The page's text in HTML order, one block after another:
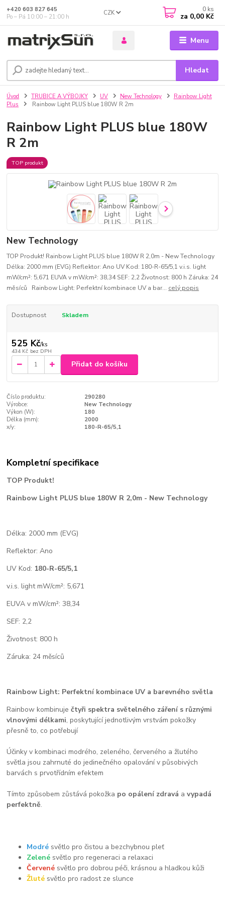
Menu
CZK
Hledat
+420 603 827 645
Po – Pá 10:00 – 21:00 h
0 ks
za 0,00 Kč
Úvod TRUBICE A VÝBOJKY UV New Technology
Rainbow Light
Plus
Rainbow Light PLUS blue 180W R 2m
Rainbow Light PLUS blue 180W
R 2m
TOP produkt
New Technology
TOP Produkt! Rainbow Light PLUS blue 180W R 2,0m - New Technology
Délka: 2000 mm (EVG) Reflektor: Ano UV Kod: 180-R-65/5,1 v.i.s. light
mW/cm²: 5,671 EUVA v mW/cm²: 38,34 SEF: 2,2 Životnost: 800 h Záruka: 24
měsíců Rainbow Light: Perfektní kombinace UV a bar... celý popis
Dostupnost Skladem
525 Kč/ks
434 Kč bez DPH
Přidat do košíku
Číslo produktu:
290280
Výrobce:
New Technology
Výkon (W):
180
Délka (mm):
2000
x/y:
180-R-65/5,1
Kompletní specifikace
TOP Produkt!
Rainbow Light PLUS blue 180W R 2,0m - New Technology
Délka: 2000 mm (EVG)
Reflektor: Ano
UV Kod: 180-R-65/5,1
v.i.s. light mW/cm²: 5,671
EUVA v mW/cm²: 38,34
SEF: 2,2
Životnost: 800 h
Záruka: 24 měsíců
Rainbow Light: Perfektní kombinace UV a barevného světla
Rainbow kombinuječtyři spektra světelného záření s různými
vlnovými délkami, poskytující jednotlivým vrstvám pokožky
přesně to, co potřebují
Účinky v kombinaci modrého, zeleného, ​​červeného a žlutého
světla jsou zahrnuté do jedinečného opalování v působivých
barvách s prvotřídním efektem
Tímto způsobem zůstává pokožka po opálení zdravá avypadá
perfektně.
Modré světlo pro čistou a bezchybnou pleť
Zelené světlo pro regeneraci a relaxaci
Červené světlo pro dobrou péči, krásnou a hladkou kůži
Žluté světlo pro radost ze slunce